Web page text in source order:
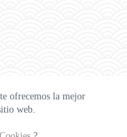
ofrecemos la mejor
web.